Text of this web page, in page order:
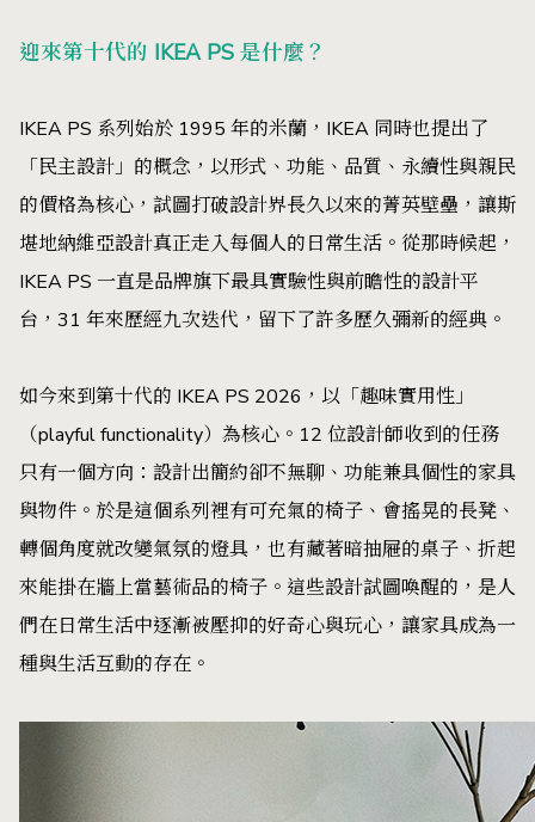
迎來第十代的 IKEA PS 是什麼？
IKEA PS 系列始於 1995 年的米蘭，IKEA 同時也提出了
「民主設計」的概念，以形式、功能、品質、永續性與親民
的價格為核心，試圖打破設計界長久以來的菁英壁壘，讓斯
堪地納維亞設計真正走入每個人的日常生活。從那時候起，
IKEA PS 一直是品牌旗下最具實驗性與前瞻性的設計平
台，31 年來歷經九次迭代，留下了許多歷久彌新的經典。
如今來到第十代的 IKEA PS 2026，以「趣味實用性」
（playful functionality）為核心。12 位設計師收到的任務
只有一個方向：設計出簡約卻不無聊、功能兼具個性的家具
與物件。於是這個系列裡有可充氣的椅子、會搖晃的長凳、
轉個角度就改變氣氛的燈具，也有藏著暗抽屜的桌子、折起
來能掛在牆上當藝術品的椅子。這些設計試圖喚醒的，是人
們在日常生活中逐漸被壓抑的好奇心與玩心，讓家具成為一
種與生活互動的存在。